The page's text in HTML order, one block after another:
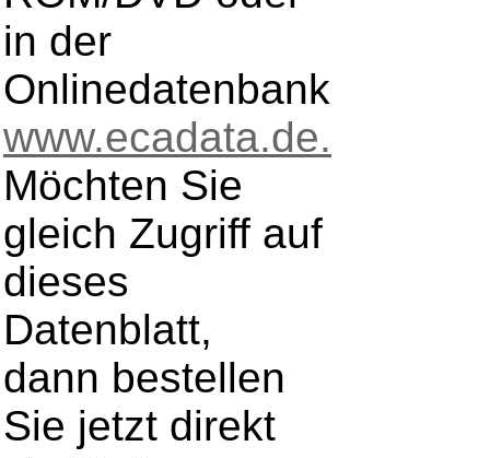
in der
Onlinedatenbank
www.ecadata.de.
Möchten Sie
gleich Zugriff auf
dieses
Datenblatt,
dann bestellen
Sie jetzt direkt